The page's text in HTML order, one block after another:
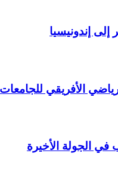
إندونيسيا
الأفريقي
الجولة الأخيرة